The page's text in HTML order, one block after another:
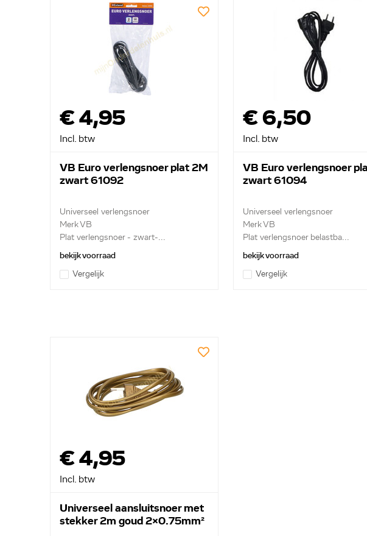
€ 4,95
Incl. btw
VB Euro verlengsnoer plat 2M
zwart 61092
Universeel verlengsnoer
Merk VB
Plat verlengsnoer - zwart-...
bekijk voorraad
Vergelijk
€ 6,50
Incl. btw
VB Euro verlengsnoer
zwart 61094
Universeel verlengsnoer
Merk VB
Plat verlengsnoer belastba...
bekijk voorraad
Vergelijk
€ 4,95
Incl. btw
Universeel aansluitsnoer met
stekker 2m goud 2x0.75mm²